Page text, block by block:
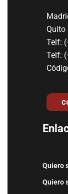
Quito
Telf:
Telf:
Quiero
Quiero